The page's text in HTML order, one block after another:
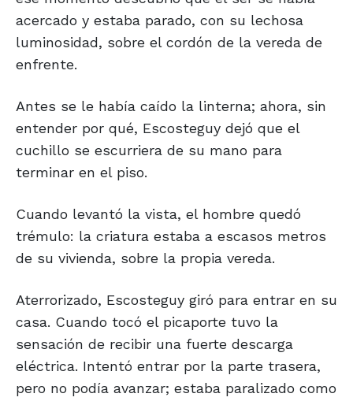
acercado y estaba parado, con su lechosa
luminosidad, sobre el cordón de la vereda de
enfrente.
Antes se le había caído la linterna; ahora, sin
entender por qué, Escosteguy dejó que el
cuchillo se escurriera de su mano para
terminar en el piso.
Cuando levantó la vista, el hombre quedó
trémulo: la criatura estaba a escasos metros
de su vivienda, sobre la propia vereda.
Aterrorizado, Escosteguy giró para entrar en su
casa. Cuando tocó el picaporte tuvo la
sensación de recibir una fuerte descarga
eléctrica. Intentó entrar por la parte trasera,
pero no podía avanzar; estaba paralizado como